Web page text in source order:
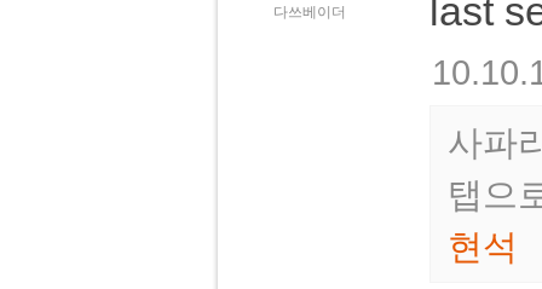
다쓰베이더
last
사파
탭으
현석